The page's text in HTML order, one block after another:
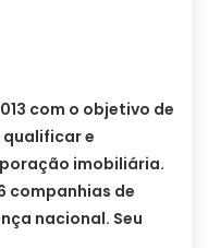
com o objetivo de
e
imobiliária.
companhias de
nacional. Seu